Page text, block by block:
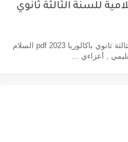
للسنة الثالثة ثانوي
ملخص دروس العلوم الإسلامية للسنة الثالثة ثانوي باكالوريا pdf 2023 السلام
, أعزاءي ...